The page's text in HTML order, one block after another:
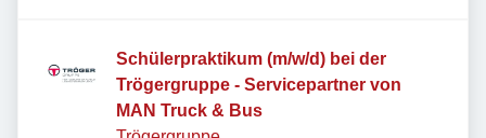
Schülerpraktikum (m/w/d) bei der
Trögergruppe - Servicepartner von
MAN Truck & Bus